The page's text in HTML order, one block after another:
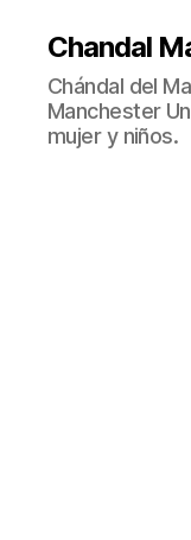
Chandal
Chándal del
Manchester
mujer y niños.